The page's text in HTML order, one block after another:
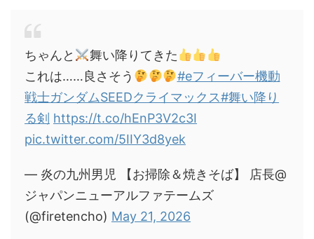
ちゃんと
舞い降りてきた
これは……良さそう
#eフィーバー機動
戦士ガンダムSEEDクライマックス#舞い降り
る剣 https://t.co/hEnP3V2c3I
pic.twitter.com/5IIY3d8yek
— 炎の九州男児 【お掃除＆焼きそば】 店長@
ジャパンニューアルファテームズ
(@firetencho) May 21, 2026